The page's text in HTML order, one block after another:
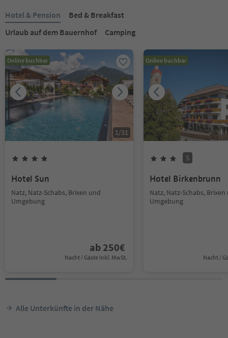
Hotel & Pension
Bed & Breakfast
Urlaub auf dem Bauernhof
Camping
Online buchbar
1/31
Hotel Sun
Natz, Natz-Schabs, Brixen und
Umgebung
ab 250€
Nacht / Gäste Inkl. MwSt.
Online buchbar
S
Hotel Birkenbrunn
Natz, Natz-Schabs,
Umgebung
Nacht /
Alle Unterkünfte in der Nähe